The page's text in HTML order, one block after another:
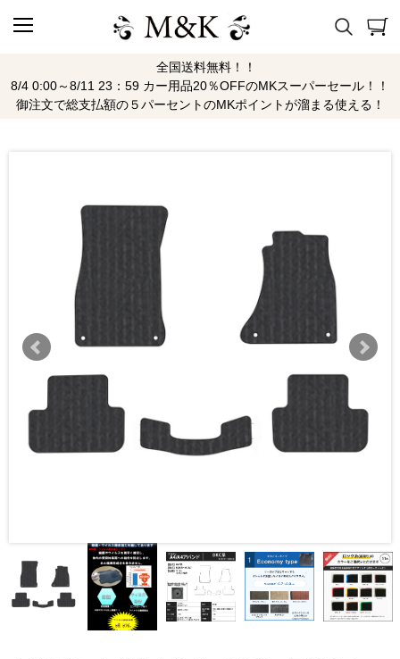
全国送料無料！！
8/4 0:00～8/11 23：59 カー用品20％OFFのMKスーパーセール！！
御注文で総支払額の５パーセントのMKポイントが溜まる使える！